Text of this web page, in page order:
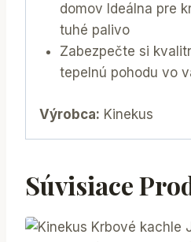
domov Ideálna pre
tuhé palivo
Zabezpečte si
tepelnú pohodu vo
Výrobca: Kinekus
Súvisiace